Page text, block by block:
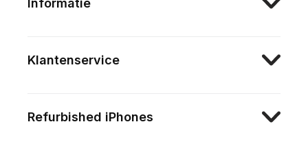
Informatie
Klantenservice
Refurbished iPhones